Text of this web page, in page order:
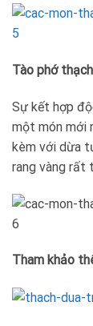
Tào phớ
Sự kết hợp
một món mới
kèm với dừa
rang vàng rất
Tham khảo